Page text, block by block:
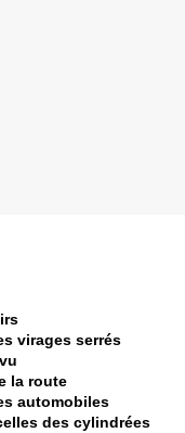
virages serrés
la route
automobiles
des cylindrées